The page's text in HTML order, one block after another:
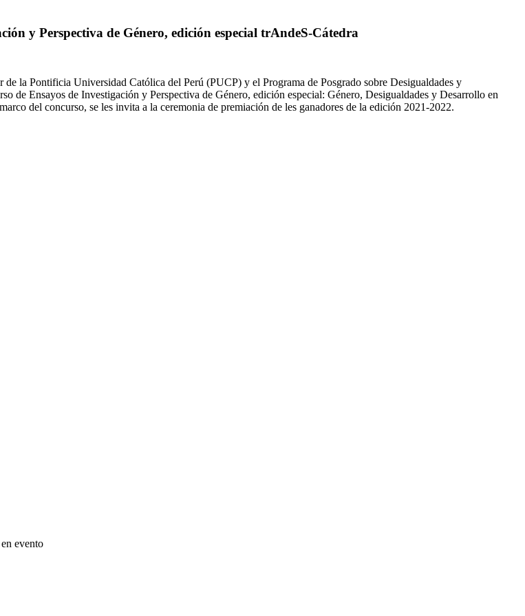
y Perspectiva de Género, edición especial trAndeS-Cátedra
la Pontificia Universidad Católica del Perú (PUCP) y el Programa de Posgrado sobre Desigualdades y
Ensayos de Investigación y Perspectiva de Género, edición especial: Género, Desigualdades y Desarrollo en
del concurso, se les invita a la ceremonia de premiación de les ganadores de la edición 2021-2022.
evento